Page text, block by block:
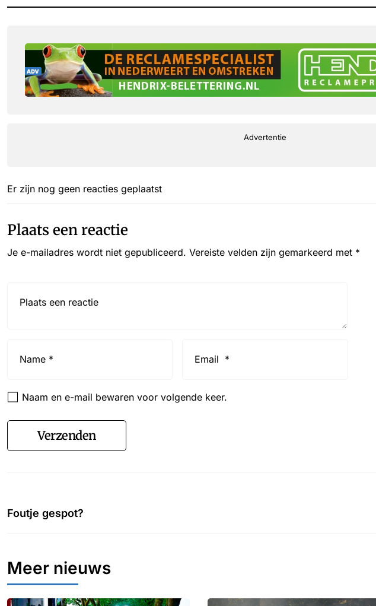
Advertentie
Er zijn nog geen reacties geplaatst
Plaats een reactie
Je e-mailadres wordt niet gepubliceerd. Vereiste velden zijn gemarkeerd met *
Naam en e-mail bewaren voor volgende keer.
Verzenden
Foutje gespot?
Meer nieuws